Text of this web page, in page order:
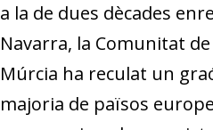
a la de dues dècades
Navarra, la Comunitat
Múrcia ha reculat un
majoria de països